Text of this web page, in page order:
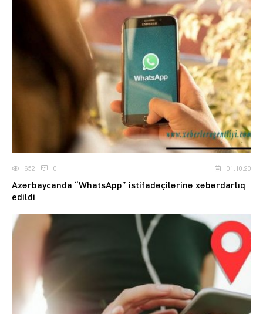
652 0 01.10.20
Azərbaycanda “WhatsApp” istifadəçilərinə xəbərdarlıq
edildi